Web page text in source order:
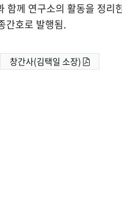
함께 연구소의 활동을 정
간호로 발행됨.
창간사(김택일 소장)